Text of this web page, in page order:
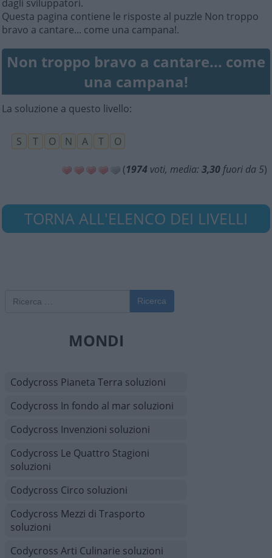
dagli sviluppatori.
Questa pagina contiene le risposte al puzzle Non troppo
bravo a cantare... come una campana!.
Non troppo bravo a cantare... come
una campana!
La soluzione a questo livello:
S T O N A T O
(1974 voti, media: 3,30 fuori da 5)
TORNA ALL'ELENCO DEI LIVELLI
Ricerca
MONDI
Codycross Pianeta Terra soluzioni
Codycross In fondo al mar soluzioni
Codycross Invenzioni soluzioni
Codycross Le Quattro Stagioni
soluzioni
Codycross Circo soluzioni
Codycross Mezzi di Trasporto
soluzioni
Codycross Arti Culinarie soluzioni